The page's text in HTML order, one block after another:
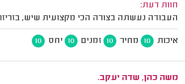
חוות דעת:
העבודה נעשתה בצורה הכי מקצועית שיש,
איכות 10 מחיר 10 זמנים 10 יחס 10
משה כהן, שדה יעקב.